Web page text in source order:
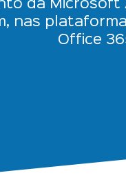
da Microsoft
nas
Office